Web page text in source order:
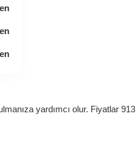
yardımcı olur. Fiyatlar 913